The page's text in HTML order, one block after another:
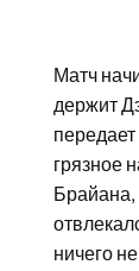
Матч
держит
грязное
Брайана,
ничего